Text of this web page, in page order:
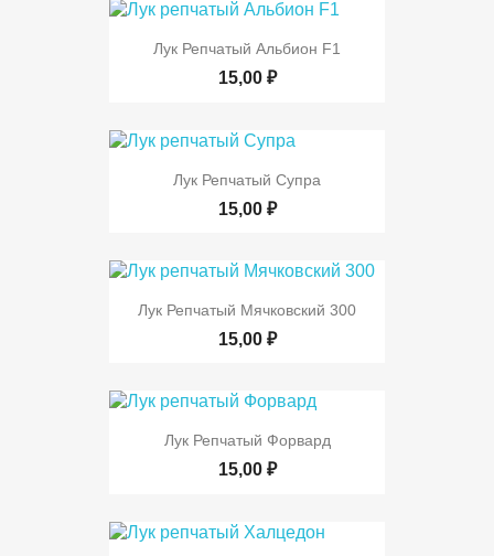
Лук Репчатый Альбион F1
15,00 ₽
Лук Репчатый Супра
15,00 ₽
Лук Репчатый Мячковский 300
15,00 ₽
Лук Репчатый Форвард
15,00 ₽